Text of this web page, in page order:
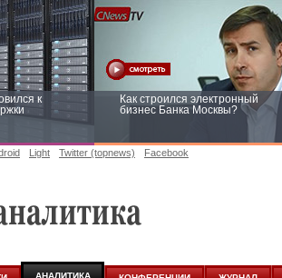
к
Как строился электронный
бизнес Банка Москвы?
Light Twitter (topnews) Facebook
АНАЛИТИКА